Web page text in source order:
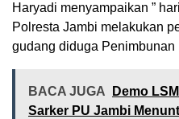
Haryadi menyampaikan ”
Polresta Jambi melakukan
gudang diduga Penimbunan
BACA JUGA
Demo
Sarker PU Jambi